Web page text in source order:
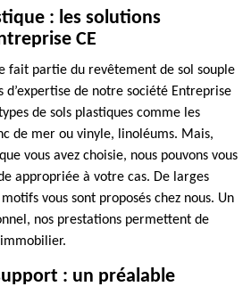
: les solutions
CE
fait partie du revêtement de sol souple
d’expertise de notre société Entreprise
de sols plastiques comme les
de mer ou vinyle, linoléums. Mais,
vous avez choisie, nous pouvons vous
appropriée à votre cas. De larges
vous sont proposés chez nous. Un
nos prestations permettent de
: un préalable